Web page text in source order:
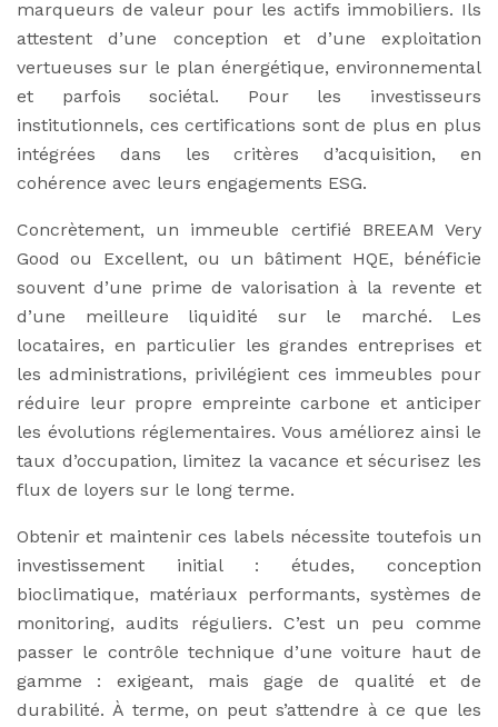
marqueurs de valeur pour les actifs immobiliers. Ils
attestent d’une conception et d’une exploitation
vertueuses sur le plan énergétique, environnemental
et parfois sociétal. Pour les investisseurs
institutionnels, ces certifications sont de plus en plus
intégrées dans les critères d’acquisition, en
cohérence avec leurs engagements ESG.
Concrètement, un immeuble certifié BREEAM Very
Good ou Excellent, ou un bâtiment HQE, bénéficie
souvent d’une prime de valorisation à la revente et
d’une meilleure liquidité sur le marché. Les
locataires, en particulier les grandes entreprises et
les administrations, privilégient ces immeubles pour
réduire leur propre empreinte carbone et anticiper
les évolutions réglementaires. Vous améliorez ainsi le
taux d’occupation, limitez la vacance et sécurisez les
flux de loyers sur le long terme.
Obtenir et maintenir ces labels nécessite toutefois un
investissement initial : études, conception
bioclimatique, matériaux performants, systèmes de
monitoring, audits réguliers. C’est un peu comme
passer le contrôle technique d’une voiture haut de
gamme : exigeant, mais gage de qualité et de
durabilité. À terme, on peut s’attendre à ce que les